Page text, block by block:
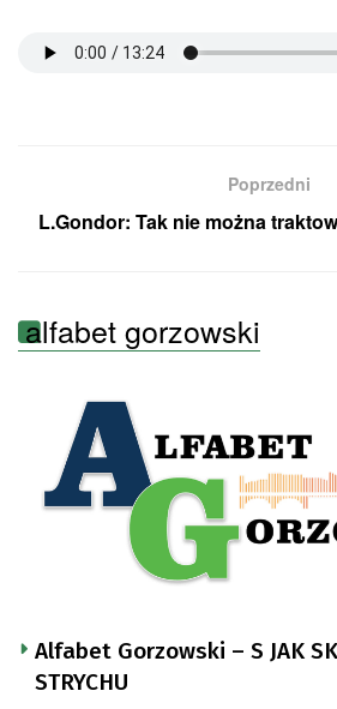
Poprzedni
L.Gondor: Tak nie można
alfabet gorzowski
Alfabet Gorzowski – S JAK
STRYCHU